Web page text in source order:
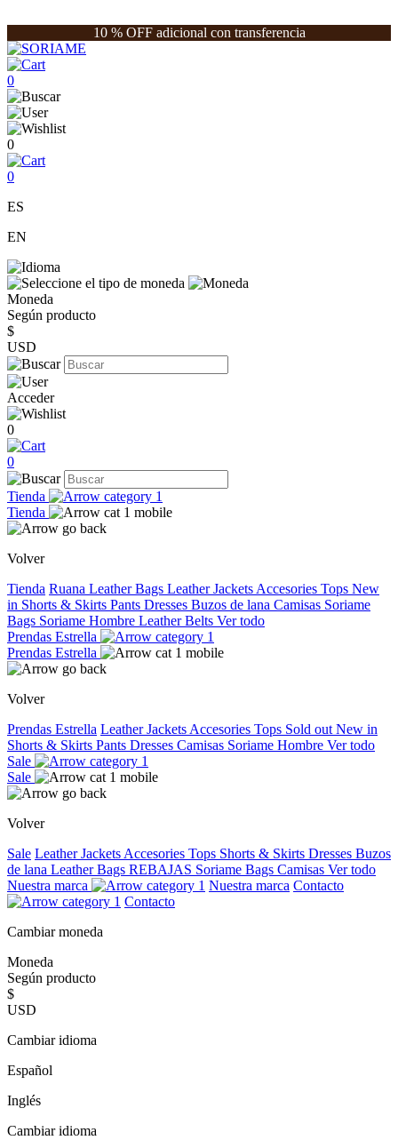
10 % OFF adicional con transferencia
0
0
0
ES
EN
Moneda
Según producto
$
USD
Acceder
0
0
Tienda
Tienda
Volver
Tienda Ruana Leather Bags Leather Jackets Accesories Tops New
in Shorts & Skirts Pants Dresses Buzos de lana Camisas Soriame
Bags Soriame Hombre Leather Belts Ver todo
Prendas Estrella
Prendas Estrella
Volver
Prendas Estrella Leather Jackets Accesories Tops Sold out New in
Shorts & Skirts Pants Dresses Camisas Soriame Hombre Ver todo
Sale
Sale
Volver
Sale Leather Jackets Accesories Tops Shorts & Skirts Dresses Buzos
de lana Leather Bags REBAJAS Soriame Bags Camisas Ver todo
Nuestra marca
Nuestra marca Contacto
Contacto
Cambiar moneda
Moneda
Según producto
$
USD
Cambiar idioma
Español
Inglés
Cambiar idioma